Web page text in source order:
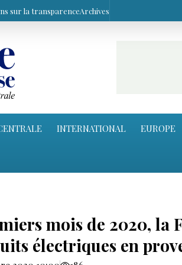
sur la transparenceArchives
INTERNATIONAL EUROPE
mois de 2020, la
électriques en